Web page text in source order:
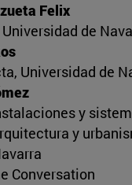
Felix
de
Universidad de
y
y
Conversation